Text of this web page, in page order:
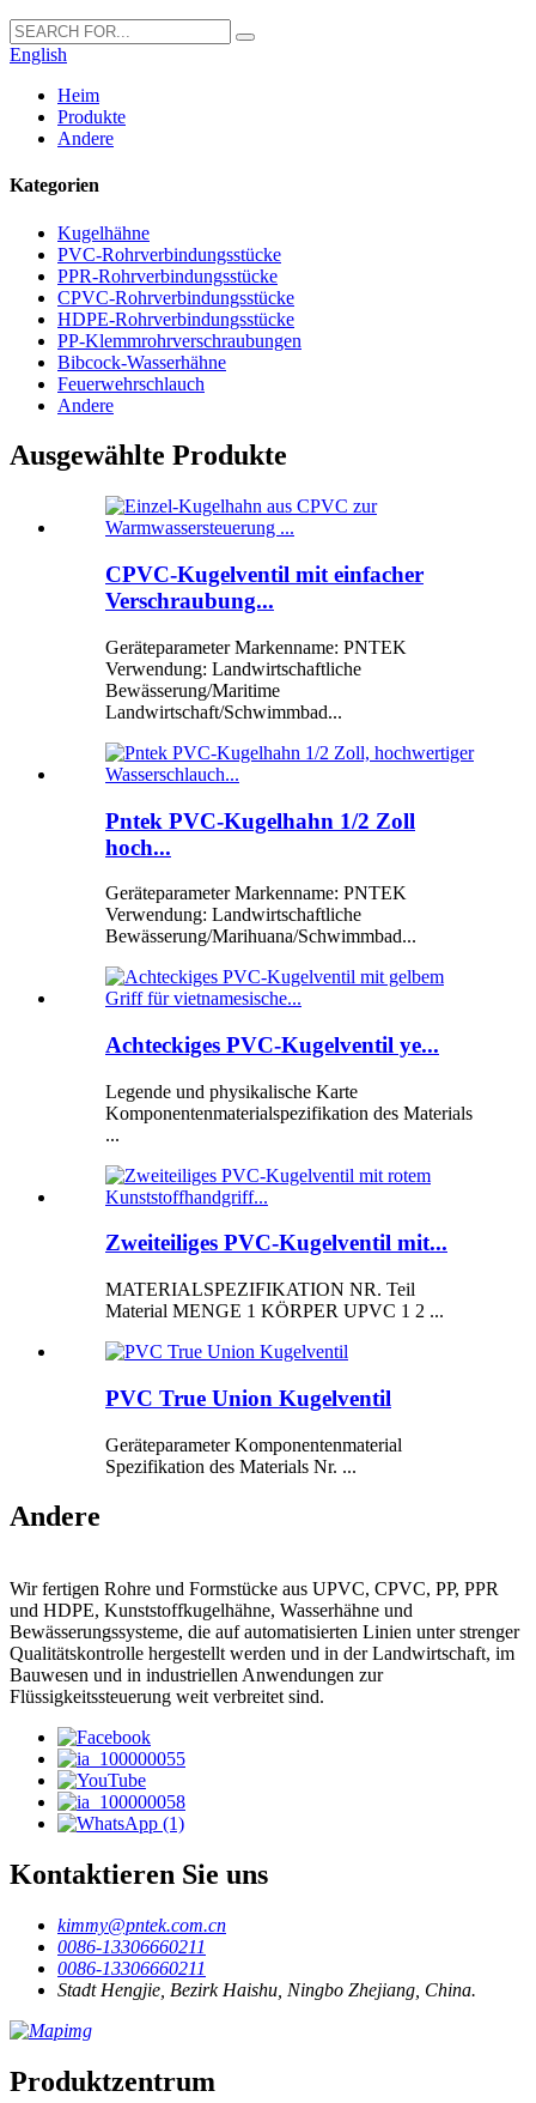
English
Heim
Produkte
Andere
Kategorien
Kugelhähne
PVC-Rohrverbindungsstücke
PPR-Rohrverbindungsstücke
CPVC-Rohrverbindungsstücke
HDPE-Rohrverbindungsstücke
PP-Klemmrohrverschraubungen
Bibcock-Wasserhähne
Feuerwehrschlauch
Andere
Ausgewählte Produkte
CPVC-Kugelventil mit einfacher
Verschraubung...
Geräteparameter Markenname: PNTEK
Verwendung: Landwirtschaftliche
Bewässerung/Maritime
Landwirtschaft/Schwimmbad...
Pntek PVC-Kugelhahn 1/2 Zoll
hoch...
Geräteparameter Markenname: PNTEK
Verwendung: Landwirtschaftliche
Bewässerung/Marihuana/Schwimmbad...
Achteckiges PVC-Kugelventil ye...
Legende und physikalische Karte
Komponentenmaterialspezifikation des Materials
...
Zweiteiliges PVC-Kugelventil mit...
MATERIALSPEZIFIKATION NR. Teil
Material MENGE 1 KÖRPER UPVC 1 2 ...
PVC True Union Kugelventil
Geräteparameter Komponentenmaterial
Spezifikation des Materials Nr. ...
Andere
Wir fertigen Rohre und Formstücke aus UPVC, CPVC, PP, PPR
und HDPE, Kunststoffkugelhähne, Wasserhähne und
Bewässerungssysteme, die auf automatisierten Linien unter strenger
Qualitätskontrolle hergestellt werden und in der Landwirtschaft, im
Bauwesen und in industriellen Anwendungen zur
Flüssigkeitssteuerung weit verbreitet sind.
Kontaktieren Sie uns
kimmy@pntek.com.cn
0086-13306660211
0086-13306660211
Stadt Hengjie, Bezirk Haishu, Ningbo Zhejiang, China.
Produktzentrum